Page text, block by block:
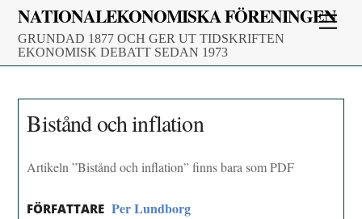
Skip
content
NATIONALEKONOMISKA FÖRENINGEN
GRUNDAD 1877 OCH GER UT TIDSKRIFTEN
EKONOMISK DEBATT SEDAN 1973
Bistånd och inflation
Artikeln ”Bistånd och inflation” finns bara som PDF
FÖRFATTARE Per Lundborg